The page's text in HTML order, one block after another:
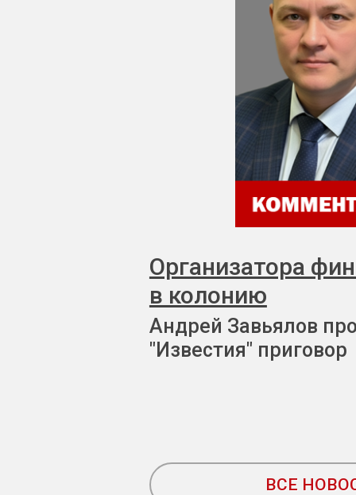
Организатора
в колонию
Андрей Завьялов
"Известия" приговор
ВСЕ